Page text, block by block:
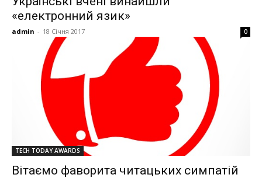
«електронний язик»
admin - 18 Січня 2017 0
TECH TODAY AWARDS
Вітаємо фаворита читацьких симпатій